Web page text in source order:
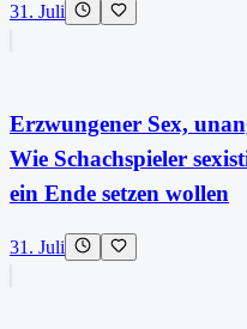
31. Juli
Erzwungener Sex,
Wie Schachspieler
ein Ende setzen wollen
31. Juli